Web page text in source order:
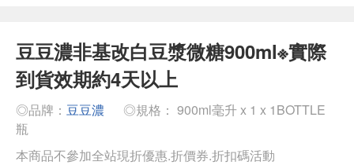
豆豆濃非基改白豆漿微糖900ml※實際
到貨效期約4天以上
◎品牌： 豆豆濃
◎規格： 900ml毫升 x 1 x 1BOTTLE
瓶
本商品不參加全站現折優惠.折價券.折扣碼活動